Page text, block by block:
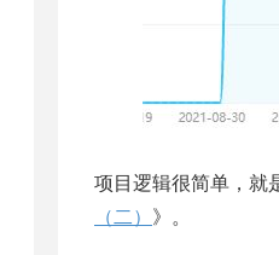
项目逻辑很简单，就
（二） 》。